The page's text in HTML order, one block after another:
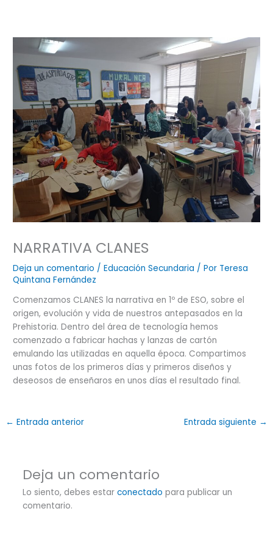
NARRATIVA CLANES
Deja un comentario /Educación Secundaria / Por Teresa
Quintana Fernández
Comenzamos CLANES la narrativa en 1º de ESO, sobre el
origen, evolución y vida de nuestros antepasados en la
Prehistoria. Dentro del área de tecnología hemos
comenzado a fabricar hachas y lanzas de cartón
emulando las utilizadas en aquella época. Compartimos
unas fotos de los primeros días y primeros diseños y
deseosos de enseñaros en unos días el resultado final.
← Entrada anterior Entrada siguiente →
Deja un comentario
Lo siento, debes estar conectado para publicar un
comentario.